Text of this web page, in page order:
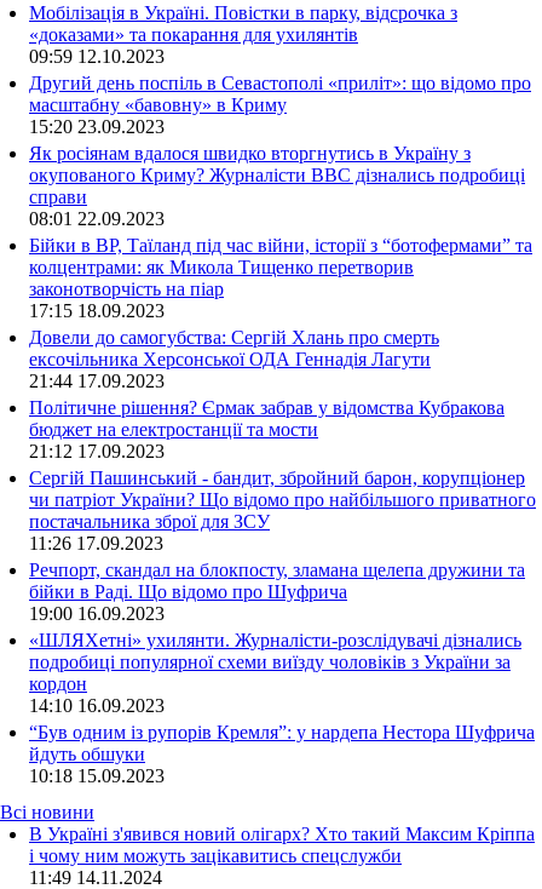
Мобілізація в Україні. Повістки в парку, відсрочка з
«доказами» та покарання для ухилянтів
09:59 12.10.2023
Другий день поспіль в Севастополі «приліт»: що відомо про
масштабну «бавовну» в Криму
15:20 23.09.2023
Як росіянам вдалося швидко вторгнутись в Україну з
окупованого Криму? Журналісти ВВС дізнались подробиці
справи
08:01 22.09.2023
Бійки в ВР, Таїланд під час війни, історії з “ботофермами” та
колцентрами: як Микола Тищенко перетворив
законотворчість на піар
17:15 18.09.2023
Довели до самогубства: Сергій Хлань про смерть
ексочільника Херсонської ОДА Геннадія Лагути
21:44 17.09.2023
Політичне рішення? Єрмак забрав у відомства Кубракова
бюджет на електростанції та мости
21:12 17.09.2023
Сергій Пашинський - бандит, збройний барон, корупціонер
чи патріот України? Що відомо про найбільшого приватного
постачальника зброї для ЗСУ
11:26 17.09.2023
Речпорт, скандал на блокпосту, зламана щелепа дружини та
бійки в Раді. Що відомо про Шуфрича
19:00 16.09.2023
«ШЛЯХетні» ухилянти. Журналісти-розслідувачі дізнались
подробиці популярної схеми виїзду чоловіків з України за
кордон
14:10 16.09.2023
“Був одним із рупорів Кремля”: у нардепа Нестора Шуфрича
йдуть обшуки
10:18 15.09.2023
Всі новини
В Україні з'явився новий олігарх? Хто такий Максим Кріппа
і чому ним можуть зацікавитись спецслужби
11:49 14.11.2024